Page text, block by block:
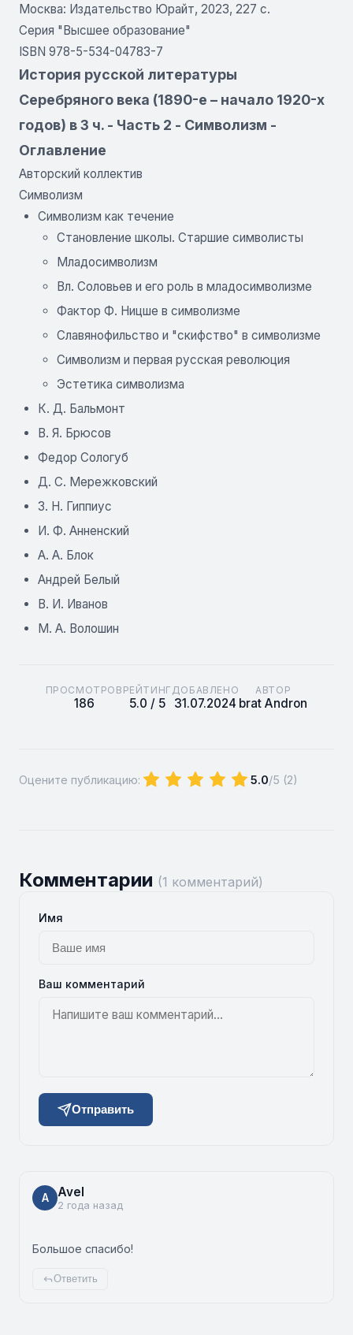
Москва: Издательство Юрайт, 2023, 227 с.
Серия "Высшее образование"
ISBN 978-5-534-04783-7
История русской литературы
Серебряного века (1890-е – начало 1920-х
годов) в 3 ч. - Часть 2 - Символизм -
Оглавление
Авторский коллектив
Символизм
Символизм как течение
Становление школы. Старшие символисты
Младосимволизм
Вл. Соловьев и его роль в младосимволизме
Фактор Ф. Ницше в символизме
Славянофильство и "скифство" в символизме
Символизм и первая русская революция
Эстетика символизма
К. Д. Бальмонт
В. Я. Брюсов
Федор Сологуб
Д. С. Мережковский
3. Н. Гиппиус
И. Ф. Анненский
А. А. Блок
Андрей Белый
В. И. Иванов
М. А. Волошин
ПРОСМОТРОВ
186
РЕЙТИНГ
5.0 / 5
ДОБАВЛЕНО
31.07.2024
АВТОР
brat Andron
Оцените публикацию: 5.0/5 (2)
Комментарии (1 комментарий)
Имя
Ваш комментарий
Отправить
A Avel
2 года назад
Большое спасибо!
Ответить